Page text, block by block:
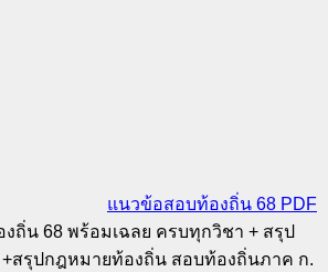
แนวข้อสอบท้องถิ่น 68 PDF
ถิ่น 68 พร้อมเฉลย ครบทุกวิชา + สรุป
สรุปกฎหมายท้องถิ่น สอบท้องถิ่นภาค ก.